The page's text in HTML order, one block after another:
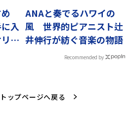
め
入
ジ
ANAと奏でるハワイの
風 世界的ピアニスト辻
井伸行が紡ぐ音楽の物語
Recommended by
ップページへ戻る